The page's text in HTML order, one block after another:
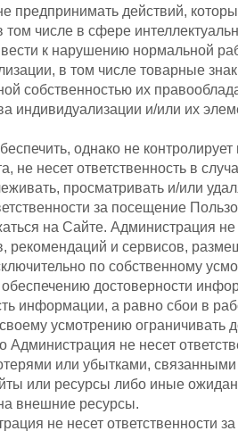
предпринимать действий,
числе в сфере
к нарушению нормальной
в том числе товарные
собственностью их
индивидуализации и/или их
однако не
не несет ответственность в
просматривать и/или
за посещение
на Сайте. Администрация не
и сервисов,
по собственному
достоверности
информации, а равно сбои в
усмотрению
Администрация не несет
или убытками,
или ресурсы либо иные
внешние ресурсы.
не несет